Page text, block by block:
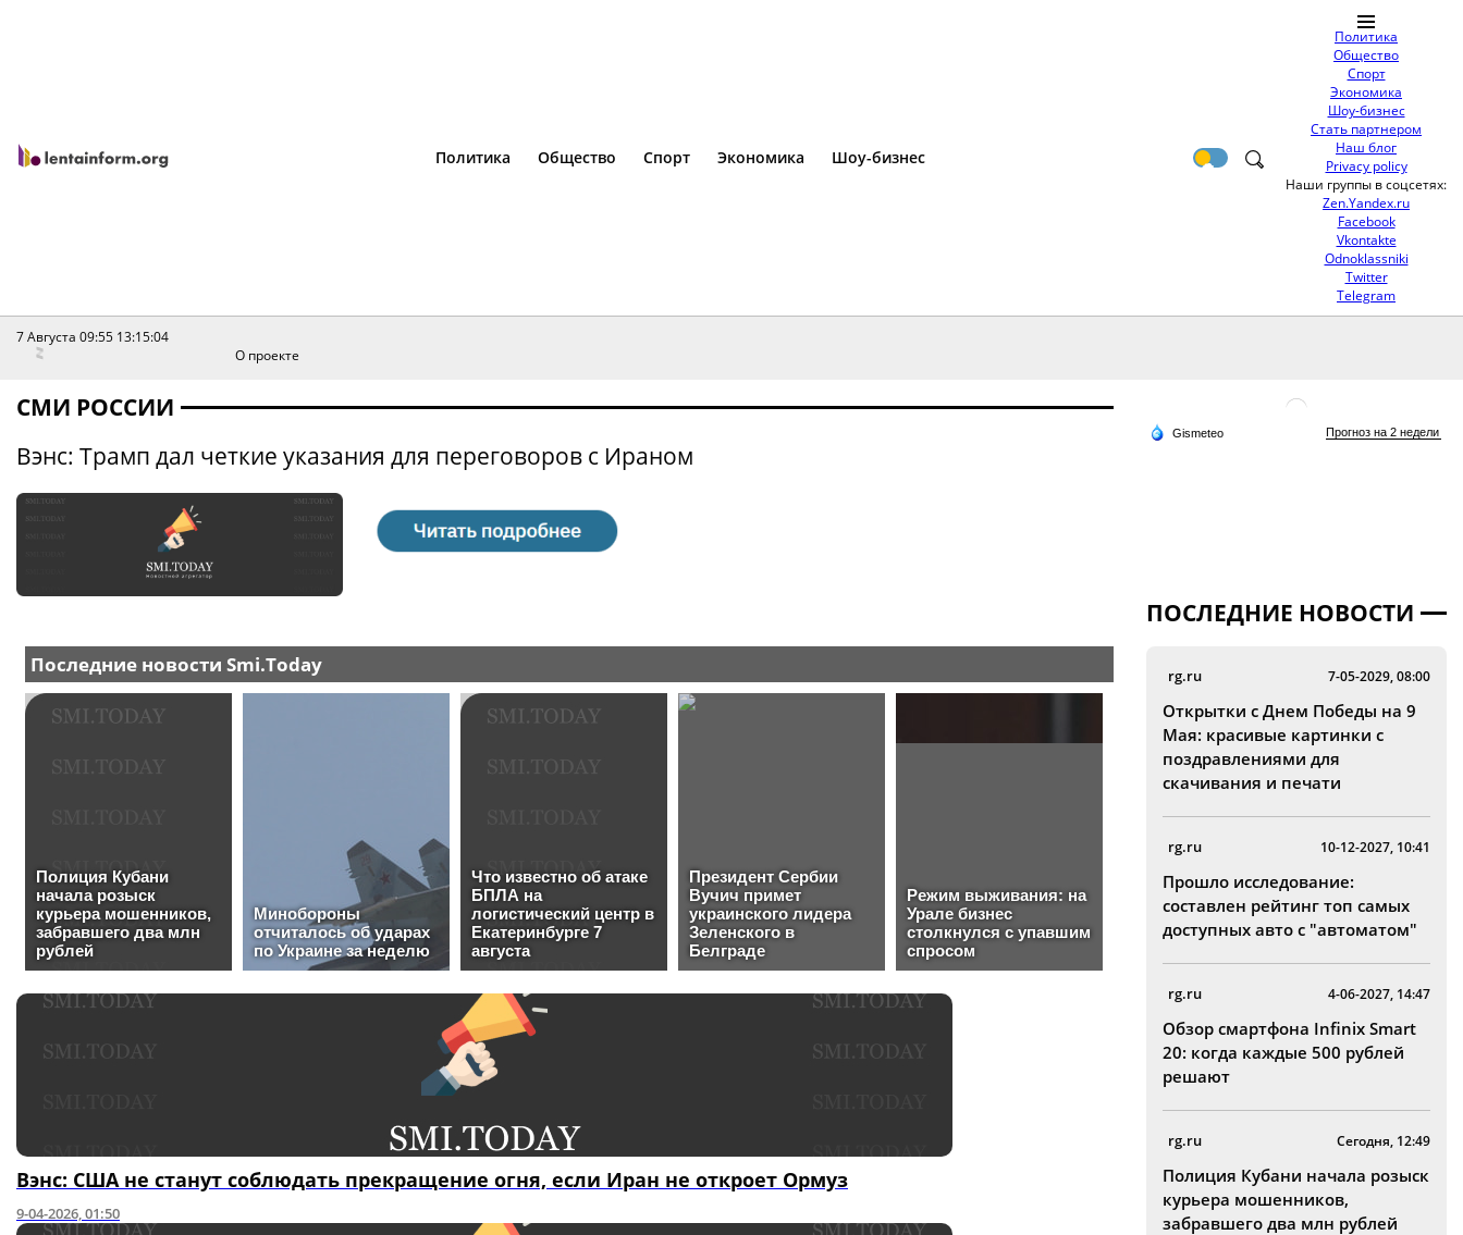
Политика Общество Спорт Экономика Шоу-бизнес
Политика
Общество
Спорт
Экономика
Шоу-бизнес
Стать партнером
Наш блог
Privacy policy
Наши группы в соцсетях:
Zen.Yandex.ru
Facebook
Vkontakte
Odnoklassniki
Twitter
Telegram
7 Августа 09:55 13:15:04
О проекте
СМИ РОССИИ
Вэнс: Трамп дал четкие указания для переговоров с Ираном
Вэнс: США не станут соблюдать прекращение огня, если Иран не откроет Ормуз
9-04-2026, 01:50
ПОСЛЕДНИЕ НОВОСТИ
rg.ru 7-05-2029, 08:00
Открытки с Днем Победы на 9
Мая: красивые картинки с
поздравлениями для
скачивания и печати
rg.ru 10-12-2027, 10:41
Прошло исследование:
составлен рейтинг топ самых
доступных авто с "автоматом"
rg.ru 4-06-2027, 14:47
Обзор смартфона Infinix Smart
20: когда каждые 500 рублей
решают
rg.ru Сегодня, 12:49
Полиция Кубани начала розыск
курьера мошенников,
забравшего два млн рублей